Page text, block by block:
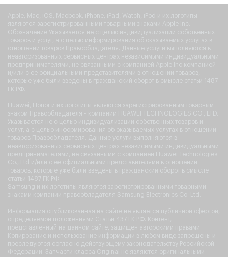
Apple, Mac, iOS, Macbook, iPhone, iPad, Watch, iPod и их логотипы
являются зарегистрированными товарными знаками Apple Inc.
Обозначение Указывается не с целью индивидуализации собственных
товаров и услуг, а с целью информирования об оказываемых услугах в
отношении товаров Правообладателя. Данные услуги выполняются в
неавторизованных сервисных центрах независимыми индивидуальными
предпринимателями, не связанными с компанией Apple Inc компанией
и/или с ее официальными представителями в отношении товаров,
которые уже были введены в гражданский оборот в смысле статьи 1487
ГК РФ.
Huawei, Honor и их логотипы являются зарегистрированным товарным
знаком Правообладателя - компании HUAWEI TECHNOLOGIES CO., LTD.
Указывается не с целью индивидуализации собственных товаров и
услуг, а с целью информирования об оказываемых услугах в отношении
товаров Правообладателя. Данные услуги выполняются в
неавторизованных сервисных центрах независимыми индивидуальными
предпринимателями, не связанными с компанией Huawei Technologies
Co., Ltd и/или с ее официальными представителями в отношении
товаров, которые уже были введены в гражданский оборот в смысле
статьи 1487 ГК РФ.
Samsung и их логотипы являются зарегистрированными товарными
знаками компании правообладателя Samsung Electronics Co. Ltd.
Информация опубликованная на сайте не является публичной офертой,
определяемой положениями Статьи 437 ГК РФ. Контент,
представленный на данном сайте, защищен авторскими правами.
Копирование и использование информации в любом виде запрещены и
преследуются согласно действующему законодательству Российской
Федерации. Запчасти класса Original не являются оригинальными